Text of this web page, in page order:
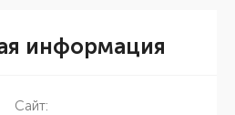
информация
Сайт: